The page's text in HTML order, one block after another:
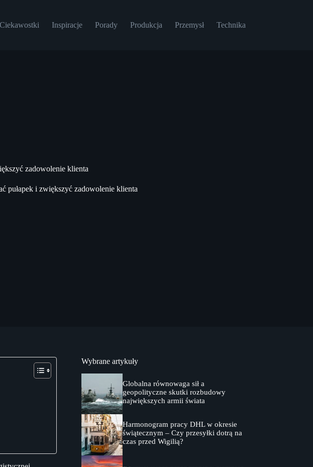
Ciekawostki Inspiracje Porady Produkcja Przemysł Technika
zadowolenie klienta
pułapek i zwiększyć zadowolenie klienta
Wybrane artykuły
Globalna równowaga sił a
geopolityczne skutki rozbudowy
największych armii świata
Harmonogram pracy DHL w okresie
świątecznym – Czy przesyłki dotrą na
czas przed Wigilią?